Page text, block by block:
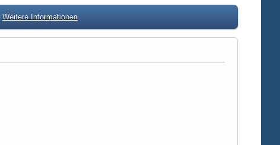
Weitere Informationen